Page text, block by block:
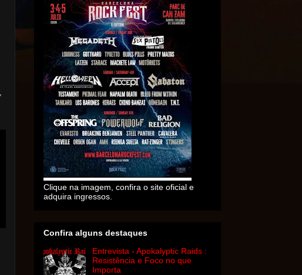
Clique na imagem, confira o site oficial e
adquira ingressos.
Confira alguns destaques
Entrevista - Apokalyptic Raids :
Resistência e Foco no que
Importa